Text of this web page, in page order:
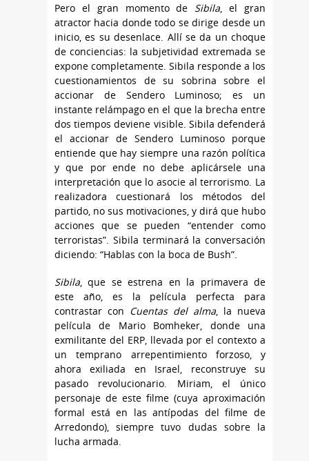
Pero el gran momento de Sibila, el gran
atractor hacia donde todo se dirige desde un
inicio, es su desenlace. Allí se da un choque
de conciencias: la subjetividad extremada se
expone completamente. Sibila responde a los
cuestionamientos de su sobrina sobre el
accionar de Sendero Luminoso; es un
instante relámpago en el que la brecha entre
dos tiempos deviene visible. Sibila defenderá
el accionar de Sendero Luminoso porque
entiende que hay siempre una razón política
y que por ende no debe aplicársele una
interpretación que lo asocie al terrorismo. La
realizadora cuestionará los métodos del
partido, no sus motivaciones, y dirá que hubo
acciones que se pueden “entender como
terroristas”. Sibila terminará la conversación
diciendo: “Hablas con la boca de Bush”.
Sibila, que se estrena en la primavera de
este año, es la película perfecta para
contrastar con Cuentas del alma, la nueva
película de Mario Bomheker, donde una
exmilitante del ERP, llevada por el contexto a
un temprano arrepentimiento forzoso, y
ahora exiliada en Israel, reconstruye su
pasado revolucionario. Miriam, el único
personaje de este filme (cuya aproximación
formal está en las antípodas del filme de
Arredondo), siempre tuvo dudas sobre la
lucha armada.